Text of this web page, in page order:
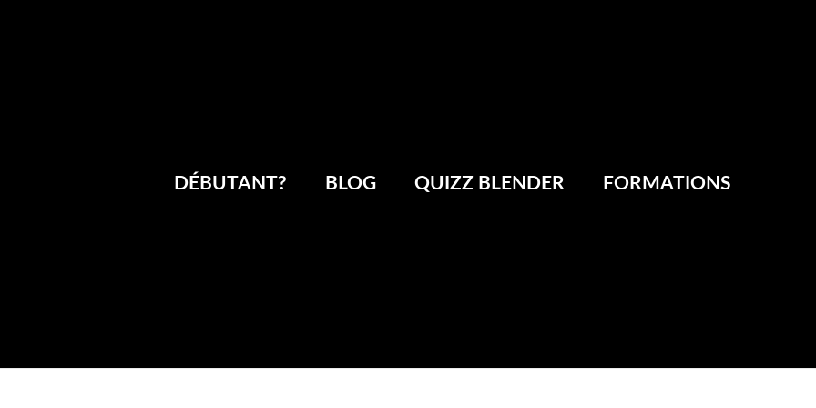
DÉBUTANT? BLOG QUIZZ BLENDER FORMATIONS